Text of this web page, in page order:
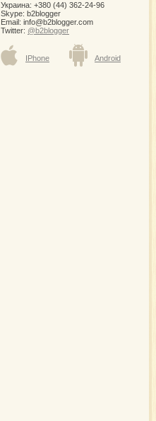
Украина: +380 (44) 362-24-96
Skype: b2blogger
Email: info@b2blogger.com
Twitter: @b2blogger
IPhone Android